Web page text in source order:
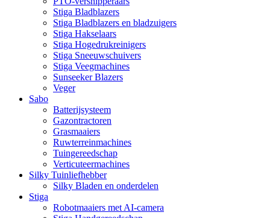
Stiga Bladblazers
Stiga Bladblazers en bladzuigers
Stiga Hakselaars
Stiga Hogedrukreinigers
Stiga Sneeuwschuivers
Stiga Veegmachines
Sunseeker Blazers
Veger
Sabo
Batterijsysteem
Gazontractoren
Grasmaaiers
Ruwterreinmachines
Tuingereedschap
Verticuteermachines
Silky Tuinliefhebber
Silky Bladen en onderdelen
Stiga
Robotmaaiers met AI-camera